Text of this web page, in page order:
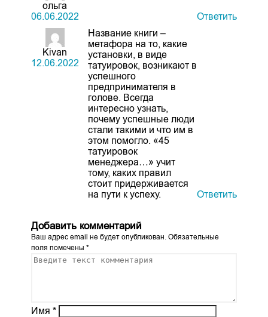
ольга
06.06.2022
Ответить
Kivan
12.06.2022
Название книги –
метафора на то, какие
установки, в виде
татуировок, возникают в
успешного
предпринимателя в
голове. Всегда
интересно узнать,
почему успешные люди
стали такими и что им в
этом помогло. «45
татуировок
менеджера…» учит
тому, каких правил
стоит придерживается
на пути к успеху.
Ответить
Добавить комментарий
Ваш адрес email не будет опубликован.Обязательные
поля помечены *
Имя *